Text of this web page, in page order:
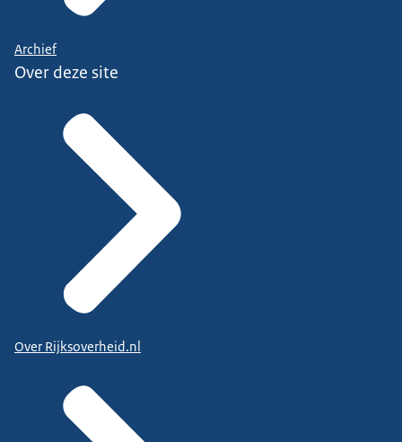
Archief
Over deze site
Over Rijksoverheid.nl